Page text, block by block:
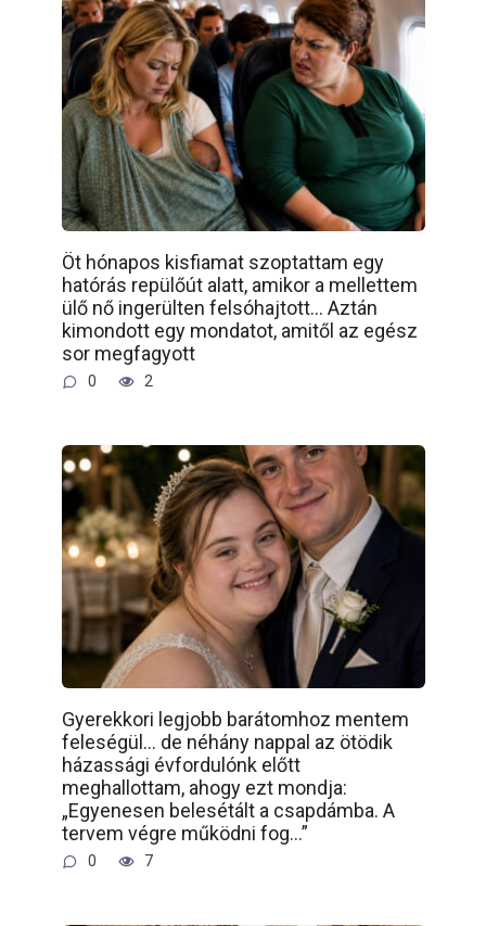
Öt hónapos kisfiamat szoptattam egy
hatórás repülőút alatt, amikor a mellettem
ülő nő ingerülten felsóhajtott… Aztán
kimondott egy mondatot, amitől az egész
sor megfagyott
0 2
Gyerekkori legjobb barátomhoz mentem
feleségül… de néhány nappal az ötödik
házassági évfordulónk előtt
meghallottam, ahogy ezt mondja:
„Egyenesen belesétált a csapdámba. A
tervem végre működni fog…”
0 7